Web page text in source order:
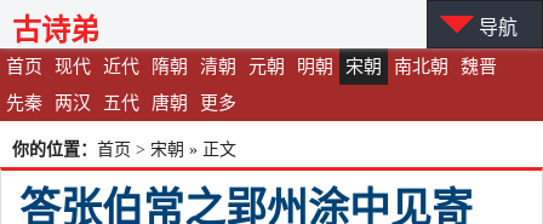
首页 现代 近代 隋朝 清朝 元朝 明朝 宋朝 南北朝
魏晋
先秦
两汉 五代 唐朝 更多
古诗弟 导航
你的位置： 首页 > 宋朝 » 正文
答张伯常之郢州涂中见寄